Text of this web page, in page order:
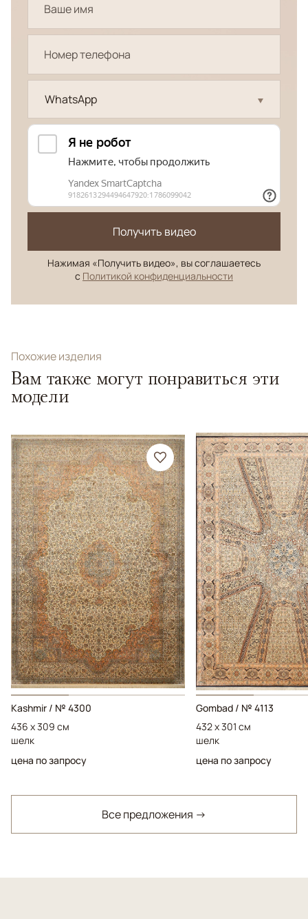
WhatsApp
Получить видео
Нажимая «Получить видео», вы соглашаетесь
с Политикой конфиденциальности
Похожие изделия
Вам также могут понравиться эти
модели
Kashmir / № 4300
436 x 309 см
шелк
цена по запросу
Gombad / № 4113
432 x 301 см
шелк
цена по запросу
Все предложения →